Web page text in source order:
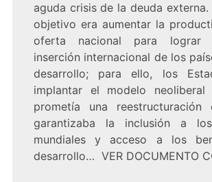
aguda crisis de la deuda externa.
objetivo era aumentar la
oferta nacional para lograr
inserción internacional de los
desarrollo; para ello, los
implantar el modelo
prometía una reestructuración
garantizaba la inclusión a
mundiales y acceso a los
desarrollo… VER DOCUMENTO